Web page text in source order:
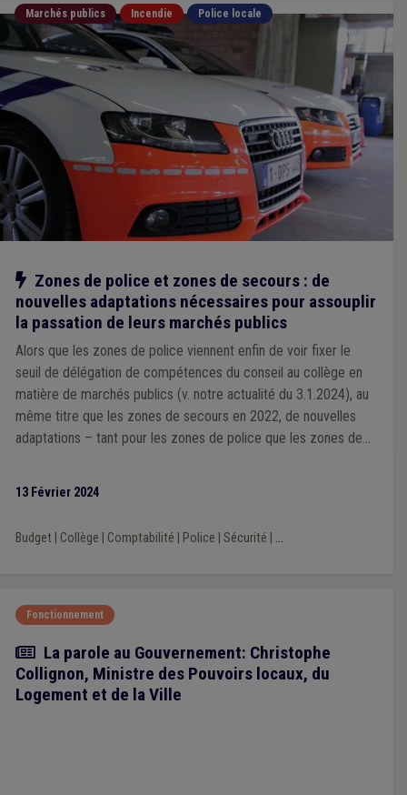
Marchés publics Incendie Police locale
Notre action
Zones de police et zones de secours : de
nouvelles adaptations nécessaires pour assouplir
la passation de leurs marchés publics
Alors que les zones de police viennent enfin de voir fixer le
seuil de délégation de compétences du conseil au collège en
matière de marchés publics (v. notre actualité du 3.1.2024), au
même titre que les zones de secours en 2022, de nouvelles
adaptations – tant pour les zones de police que les zones de
13 Février 2024
Budget| Collège Comptabilité Police Sécurité ...
Fonctionnement
Article
La parole au Gouvernement: Christophe
Collignon, Ministre des Pouvoirs locaux, du
Logement et de la Ville